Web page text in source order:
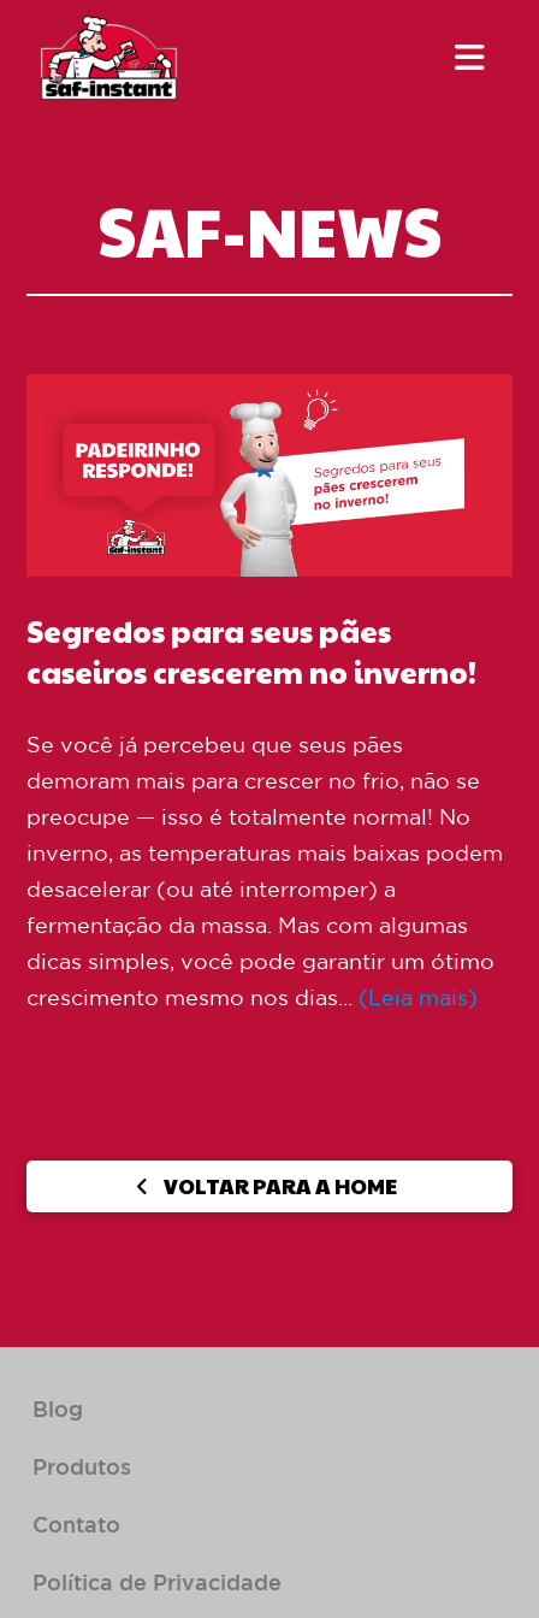
SAF-NEWS
Segredos para seus pães
caseiros crescerem no inverno!
Se você já percebeu que seus pães
demoram mais para crescer no frio, não se
preocupe — isso é totalmente normal! No
inverno, as temperaturas mais baixas podem
desacelerar (ou até interromper) a
fermentação da massa. Mas com algumas
dicas simples, você pode garantir um ótimo
crescimento mesmo nos dias... (Leia mais)
VOLTAR PARA A HOME
Blog
Produtos
Contato
Política de Privacidade